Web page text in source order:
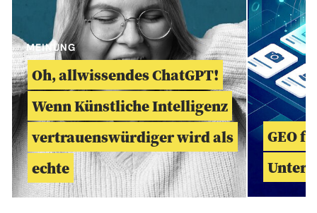
MEINUNG
Oh, allwissendes ChatGPT!
Wenn Künstliche Intelligenz
vertrauenswürdiger wird als
echte
GEO